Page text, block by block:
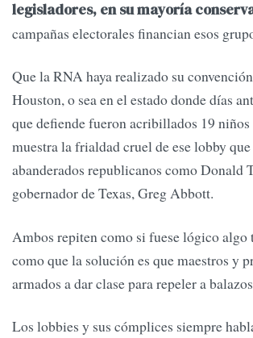
legisladores, en su mayoría
campañas electorales financian esos
Que la RNA haya realizado su
Houston, o sea en el estado donde días
que defiende fueron acribillados 19 niños
muestra la frialdad cruel de ese lobby
abanderados republicanos como Donald
gobernador de Texas, Greg Abbott.
Ambos repiten como si fuese lógico algo
como que la solución es que maestros y
armados a dar clase para repeler a
Los lobbies y sus cómplices siempre